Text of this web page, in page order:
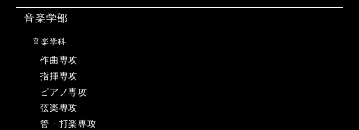
音楽学部
音楽学科
作曲専攻
指揮専攻
ピアノ専攻
弦楽専攻
管・打楽専攻